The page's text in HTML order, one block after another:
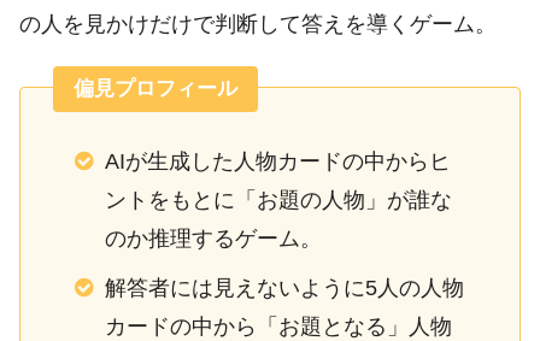
の人を見かけだけで判断して答えを導くゲーム。
偏見プロフィール
AIが生成した人物カードの中からヒ
ントをもとに「お題の人物」が誰な
のか推理するゲーム。
解答者には見えないように5人の人物
カードの中から「お題となる」人物